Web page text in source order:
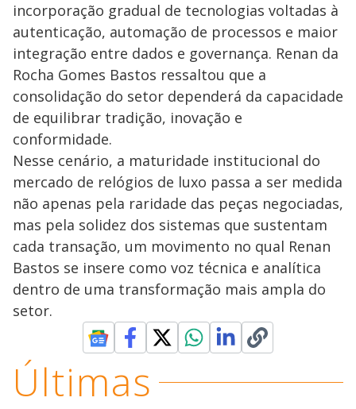
incorporação gradual de tecnologias voltadas à
autenticação, automação de processos e maior
integração entre dados e governança. Renan da
Rocha Gomes Bastos ressaltou que a
consolidação do setor dependerá da capacidade
de equilibrar tradição, inovação e
conformidade.
Nesse cenário, a maturidade institucional do
mercado de relógios de luxo passa a ser medida
não apenas pela raridade das peças negociadas,
mas pela solidez dos sistemas que sustentam
cada transação, um movimento no qual Renan
Bastos se insere como voz técnica e analítica
dentro de uma transformação mais ampla do
setor.
Últimas